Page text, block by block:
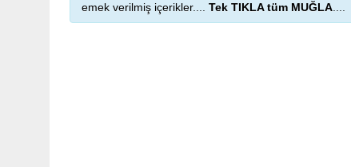
emek verilmiş içerikler.... Tek TIKLA tüm MUĞLA